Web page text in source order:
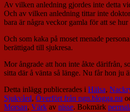
Av vilken anledning gjordes inte detta
Och av vilken anledning tittar inte
bara är några veckor gamla för att se
Och som kaka på moset menade
berättigad till sjukresa.
Mor ångrade att hon inte åkte därifrån,
sitta där å vänta så länge. Nu får hon ju
Detta inlägg publicerades i Hälsa,
Sjukvård, Överfört från ngn.blogga.nu
Morsan, Värk av nisse. Bokmärk